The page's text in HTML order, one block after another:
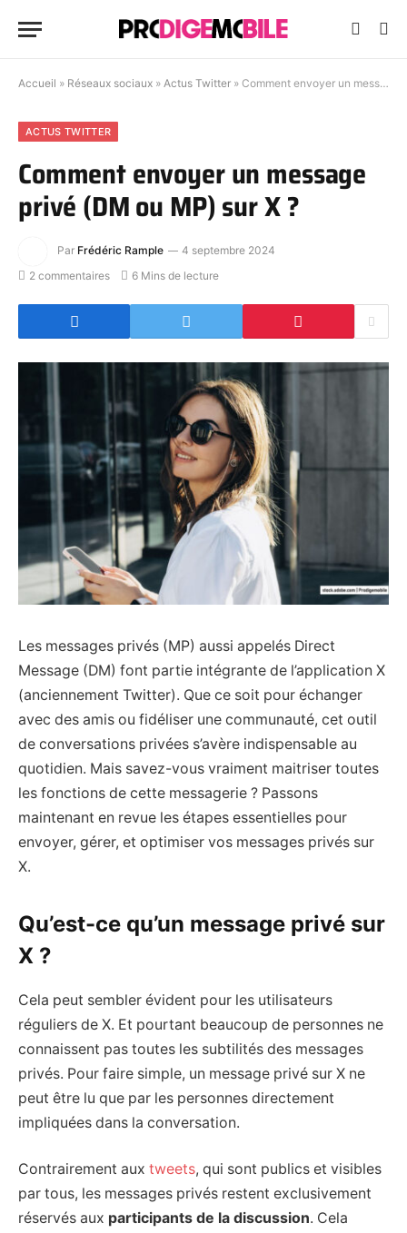
Accueil » Réseaux sociaux » Actus Twitter » Comment envoyer un message privé (DM ou MP) sur X ?
ACTUS TWITTER
Comment envoyer un message
privé (DM ou MP) sur X ?
Par Frédéric Rample
4 septembre 2024
2 commentaires
6 Mins de lecture
Les messages privés (MP) aussi appelés Direct
Message (DM) font partie intégrante de l’application X
(anciennement Twitter). Que ce soit pour échanger
avec des amis ou fidéliser une communauté, cet outil
de conversations privées s’avère indispensable au
quotidien. Mais savez-vous vraiment maitriser toutes
les fonctions de cette messagerie ? Passons
maintenant en revue les étapes essentielles pour
envoyer, gérer, et optimiser vos messages privés sur
X.
Qu’est-ce qu’un message privé sur
X ?
Cela peut sembler évident pour les utilisateurs
réguliers de X. Et pourtant beaucoup de personnes ne
connaissent pas toutes les subtilités des messages
privés. Pour faire simple, un message privé sur X ne
peut être lu que par les personnes directement
impliquées dans la conversation.
Contrairement aux tweets, qui sont publics et visibles
par tous, les messages privés restent exclusivement
réservés aux participants de la discussion. Cela